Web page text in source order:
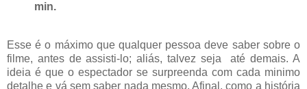
min.
Esse é o máximo que qualquer pessoa deve saber sobre o
filme, antes de assisti-lo; aliás, talvez seja até demais. A
ideia é que o espectador se surpreenda com cada minimo
detalhe e vá sem saber nada mesmo. Afinal, como a história